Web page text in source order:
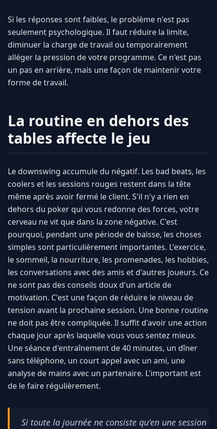
Si les réponses sont faibles, le problème n'est pas
seulement psychologique. Il faut réduire la limite,
diminuer la charge de travail ou temporairement
alléger la pression de votre programme. Ce n'est pas
un pas en arrière, mais une façon de maintenir votre
forme de travail.
La routine en dehors des
tables affecte le jeu
Le downswing accumule du négatif. Les bad beats, les
coolers et les sessions rouges restent dans la tête
même après avoir fermé le client. S'il n'y a rien en
dehors du poker qui vous redonne des forces, votre
cerveau ne vit que dans la zone négative. C'est
pourquoi, pendant une période de baisse, les choses
simples sont particulièrement importantes. L'exercice,
le sommeil, la nourriture, les promenades, les hobbies,
les conversations avec des amis et d'autres joueurs. Ce
ne sont pas des conseils doux d'un article de
motivation. C'est une façon de réduire le niveau de
tension avant la prochaine session. Une bonne routine
ne doit pas être compliquée. Il suffit d'avoir une action
chaque jour après laquelle vous vous sentez mieux.
Une séance d'entraînement de 40 minutes, un dîner
sans téléphone, un court appel avec un ami, une
analyse de mains avec un partenaire. L'important est
de le faire régulièrement.
Si toute la journée ne consiste qu'en une session